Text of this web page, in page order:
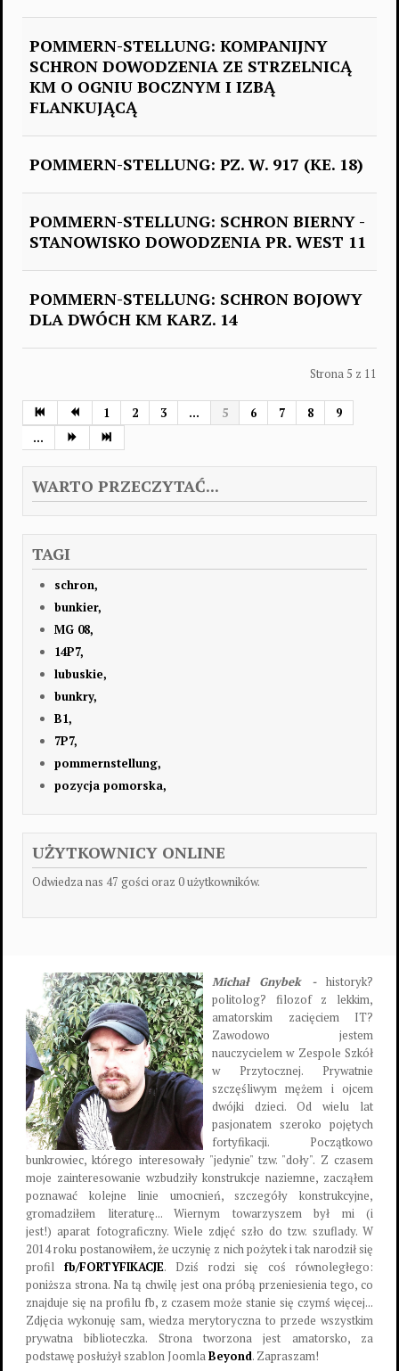
POMMERN-STELLUNG: KOMPANIJNY
SCHRON DOWODZENIA ZE STRZELNICĄ
KM O OGNIU BOCZNYM I IZBĄ
FLANKUJĄCĄ
POMMERN-STELLUNG: PZ. W. 917 (KE. 18)
POMMERN-STELLUNG: SCHRON BIERNY -
STANOWISKO DOWODZENIA PR. WEST 11
POMMERN-STELLUNG: SCHRON BOJOWY
DLA DWÓCH KM KARZ. 14
Strona 5 z 11
1 2 3 ... 5 6 7 8
9
...
WARTO PRZECZYTAĆ...
TAGI
schron,
bunkier,
MG 08,
14P7,
lubuskie,
bunkry,
B1,
7P7,
pommernstellung,
pozycja pomorska,
UŻYTKOWNICY ONLINE
Odwiedza nas 47 gości oraz 0 użytkowników.
Michał Gnybek - historyk?
politolog? filozof z lekkim,
amatorskim zacięciem IT?
Zawodowo jestem
nauczycielem w Zespole Szkół
w Przytocznej. Prywatnie
szczęśliwym mężem i ojcem
dwójki dzieci. Od wielu lat
pasjonatem szeroko pojętych
fortyfikacji. Początkowo
bunkrowiec, którego interesowały "jedynie" tzw. "doły". Z czasem
moje zainteresowanie wzbudziły konstrukcje naziemne, zacząłem
poznawać kolejne linie umocnień, szczegóły konstrukcyjne,
gromadziłem literaturę... Wiernym towarzyszem był mi (i
jest!) aparat fotograficzny. Wiele zdjęć szło do tzw. szuflady. W
2014 roku postanowiłem, że uczynię z nich pożytek i tak narodził się
profil fb/FORTYFIKACJE. Dziś rodzi się coś równoległego:
poniższa strona. Na tą chwilę jest ona próbą przeniesienia tego, co
znajduje się na profilu fb, z czasem może stanie się czymś więcej...
Zdjęcia wykonuję sam, wiedza merytoryczna to przede wszystkim
prywatna biblioteczka. Strona tworzona jest amatorsko, za
podstawę posłużył szablon JoomlaBeyond. Zapraszam!